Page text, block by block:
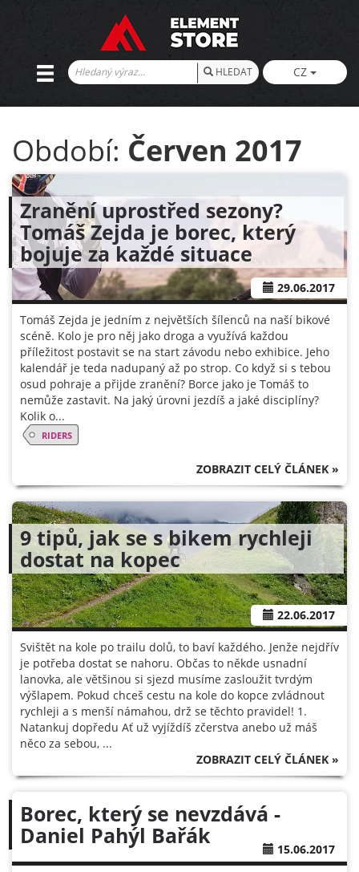
HLEDAT CZ
Období: Červen 2017
Zranění uprostřed sezony?
Tomáš Zejda je borec, který
bojuje za každé situace
29.06.2017
Tomáš Zejda je jedním z největších šílenců na naší bikové
scéně. Kolo je pro něj jako droga a využívá každou
příležitost postavit se na start závodu nebo exhibice. Jeho
kalendář je teda nadupaný až po strop. Co když si s tebou
osud pohraje a přijde zranění? Borce jako je Tomáš to
nemůže zastavit. Na jaký úrovni jezdíš a jaké disciplíny?
Kolik o...
RIDERS
ZOBRAZIT CELÝ ČLÁNEK »
9 tipů, jak se s bikem rychleji
dostat na kopec
22.06.2017
Svištět na kole po trailu dolů, to baví každého. Jenže nejdřív
je potřeba dostat se nahoru. Občas to někde usnadní
lanovka, ale většinou si sjezd musíme zasloužit tvrdým
výšlapem. Pokud chceš cestu na kole do kopce zvládnout
rychleji a s menší námahou, drž se těchto pravidel! 1.
Natankuj dopředu Ať už vyjíždíš zčerstva anebo už máš
něco za sebou, ...
ZOBRAZIT CELÝ ČLÁNEK »
Borec, který se nevzdává -
Daniel Pahýl Bařák
15.06.2017